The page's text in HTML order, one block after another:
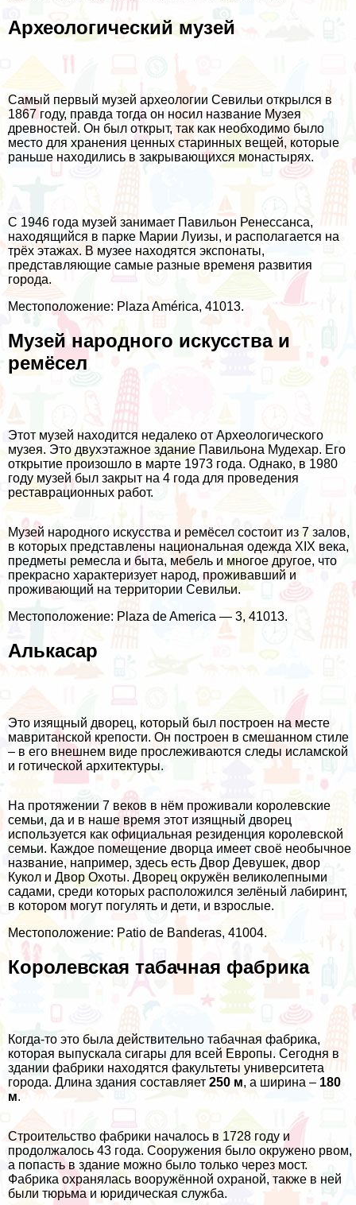
Археологический музей
Самый первый музей археологии Севильи открылся в
1867 году, правда тогда он носил название Музея
древностей. Он был открыт, так как необходимо было
место для хранения ценных старинных вещей, которые
раньше находились в закрывающихся монастырях.
С 1946 года музей занимает Павильон Ренессанса,
находящийся в парке Марии Луизы, и располагается на
трёх этажах. В музее находятся экспонаты,
представляющие самые разные временя развития
города.
Местоположение: Plaza América, 41013.
Музей народного искусства и
ремёсел
Этот музей находится недалеко от Археологического
музея. Это двухэтажное здание Павильона Мудехар. Его
открытие произошло в марте 1973 года. Однако, в 1980
году музей был закрыт на 4 года для проведения
реставрационных работ.
Музей народного искусства и ремёсел состоит из 7 залов,
в которых представлены национальная одежда XIX века,
предметы ремесла и быта, мебель и многое другое, что
прекрасно характеризует народ, проживавший и
проживающий на территории Севильи.
Местоположение: Plaza de America — 3, 41013.
Алькасар
Это изящный дворец, который был построен на месте
мавританской крепости. Он построен в смешанном стиле
– в его внешнем виде прослеживаются следы исламской
и готической архитектуры.
На протяжении 7 веков в нём проживали королевские
семьи, да и в наше время этот изящный дворец
используется как официальная резиденция королевской
семьи. Каждое помещение дворца имеет своё необычное
название, например, здесь есть Двор Девушек, двор
Кукол и Двор Охоты. Дворец окружён великолепными
садами, среди которых расположился зелёный лабиринт,
в котором могут погулять и дети, и взрослые.
Местоположение: Patio de Banderas, 41004.
Королевская табачная фабрика
Когда-то это была действительно табачная фабрика,
которая выпускала сигары для всей Европы. Сегодня в
здании фабрики находятся факультеты университета
города. Длина здания составляет 250 м, а ширина – 180
м.
Строительство фабрики началось в 1728 году и
продолжалось 43 года. Сооружения было окружено рвом,
а попасть в здание можно было только через мост.
Фабрика охранялась вооружённой охраной, также в ней
были тюрьма и юридическая служба.